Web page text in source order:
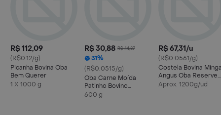
R$ 112,09
(R$0.12/g)
Picanha Bovina Oba
Bem Querer
1 X 1000 g
R$ 30,88 R$ 44,87
31%
(R$0.0515/g)
Oba Carne Moída
Patinho Bovino
Seleção Dia a Dia
600 g
R$ 67,31/u
(R$0.0561/g)
Costela Bovina
Angus Oba Reserve
Kg
Aprox. 1200g/ud